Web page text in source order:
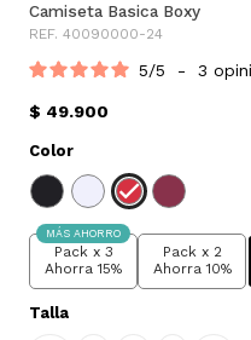
Camiseta Basica Boxy
REF. 40090000-24
5/5 - 3
$ 49.900
Color
MÁS AHORRO
Pack x 3
Ahorra 15%
Pack x 2
Ahorra 10%
Talla